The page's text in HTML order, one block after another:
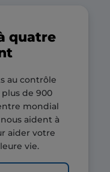
quatre
au contrôle
de 900
mondial
aident à
aider votre
vie.